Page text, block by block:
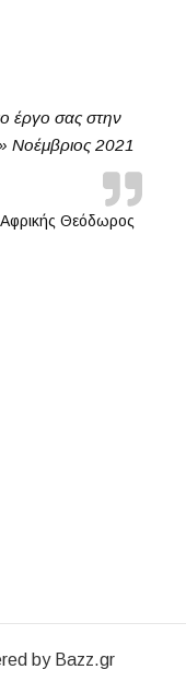
έργο σας στην
Νοέμβριος 2021
Αφρικής Θεόδωρος
by Bazz.gr